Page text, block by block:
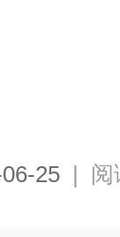
25 | 阅